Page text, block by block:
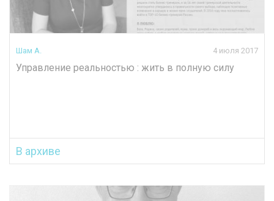
Шам А. 4 июля 2017
Управление реальностью : жить в полную силу
В архиве